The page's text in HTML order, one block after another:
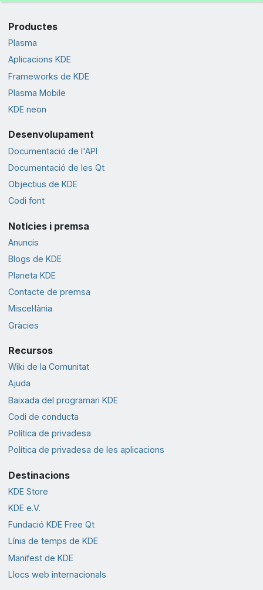
Productes
Plasma
Aplicacions KDE
Frameworks de KDE
Plasma Mobile
KDE neon
Desenvolupament
Documentació de l'API
Documentació de les Qt
Objectius de KDE
Codi font
Notícies i premsa
Anuncis
Blogs de KDE
Planeta KDE
Contacte de premsa
Miscel·lània
Gràcies
Recursos
Wiki de la Comunitat
Ajuda
Baixada del programari KDE
Codi de conducta
Política de privadesa
Política de privadesa de les aplicacions
Destinacions
KDE Store
KDE e.V.
Fundació KDE Free Qt
Línia de temps de KDE
Manifest de KDE
Llocs web internacionals